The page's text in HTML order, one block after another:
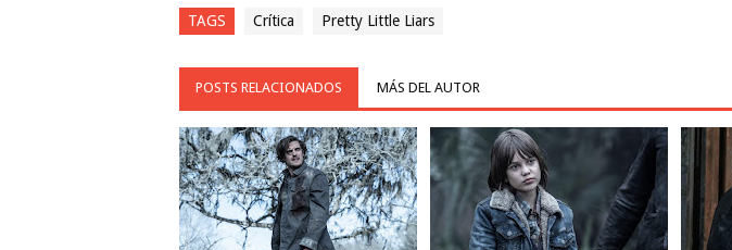
TAGS Crítica Pretty Little Liars
POSTS RELACIONADOS MÁS DEL AUTOR